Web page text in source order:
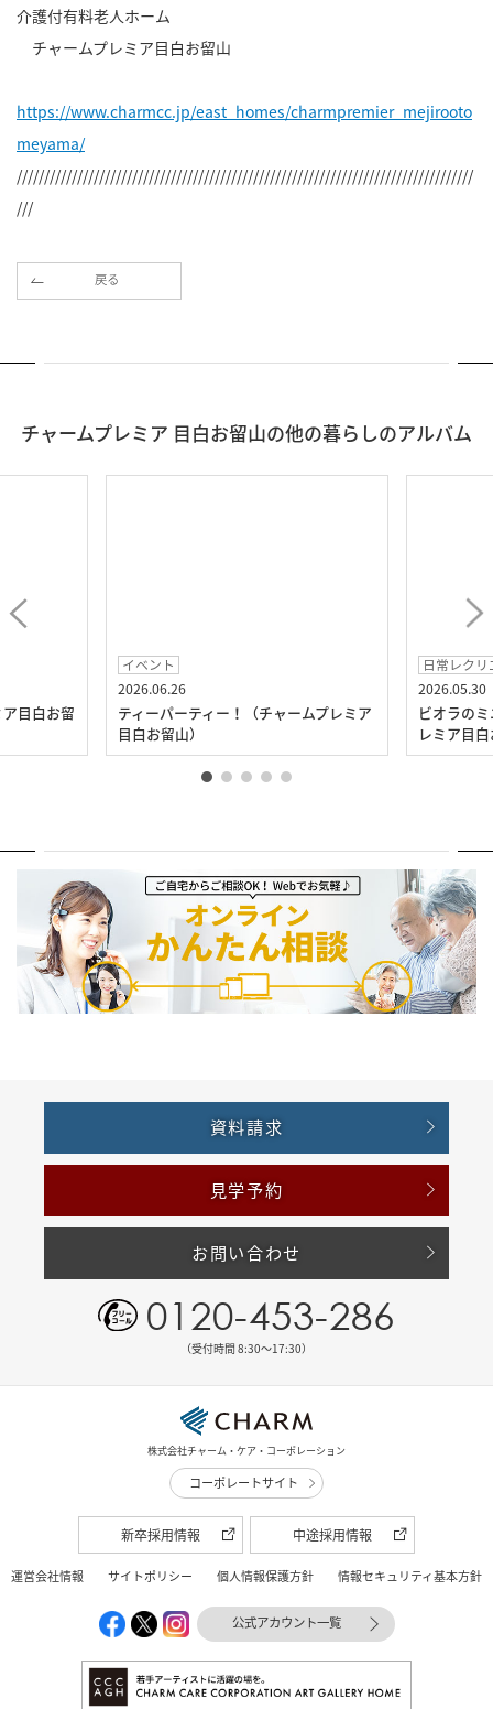
介護付有料老人ホーム
チャームプレミア目白お留山
https://www.charmcc.jp/east_homes/charmpremier_mejirooto
meyama/
///////////////////////////////////////////////////////////////////////////////////
///
戻る
チャームプレミア 目白お留山の他の暮らしのアルバム
目白お留
イベント
2026.06.26
ティーパーティー！（チャームプレミア
目白お留山）
日常レク
2026.05.30
ビオラの
レミア目
資料請求
見学予約
お問い合わせ
0120-453-286
（受付時間 8:30〜17:30）
株式会社チャーム・ケア・コーポレーション
コーポレートサイト
新卒採用情報 中途採用情報
運営会社情報 サイトポリシー 個人情報保護方針 情報セキュリティ基本方針
公式アカウント一覧